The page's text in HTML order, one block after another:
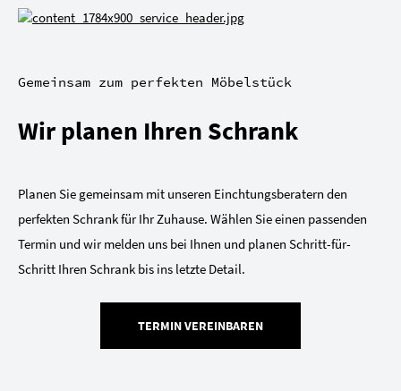
Gemeinsam zum perfekten Möbelstück
Wir planen Ihren Schrank
Planen Sie gemeinsam mit unseren Einchtungsberatern den
perfekten Schrank für Ihr Zuhause. Wählen Sie einen passenden
Termin und wir melden uns bei Ihnen und planen Schritt-für-
Schritt Ihren Schrank bis ins letzte Detail.
TERMIN VEREINBAREN